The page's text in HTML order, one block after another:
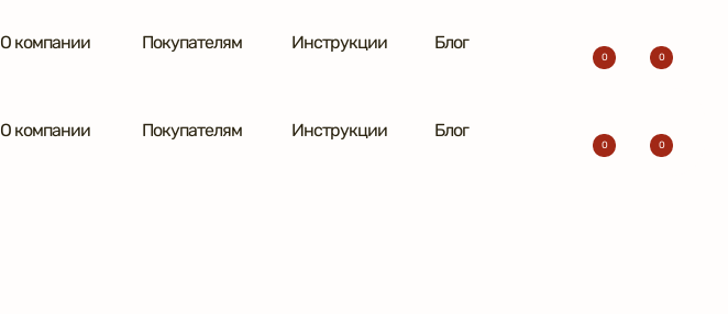
О компании
0
Покупателям
0
Инструкции Блог
О компании Покупателям
0
Инструкции
0
Блог